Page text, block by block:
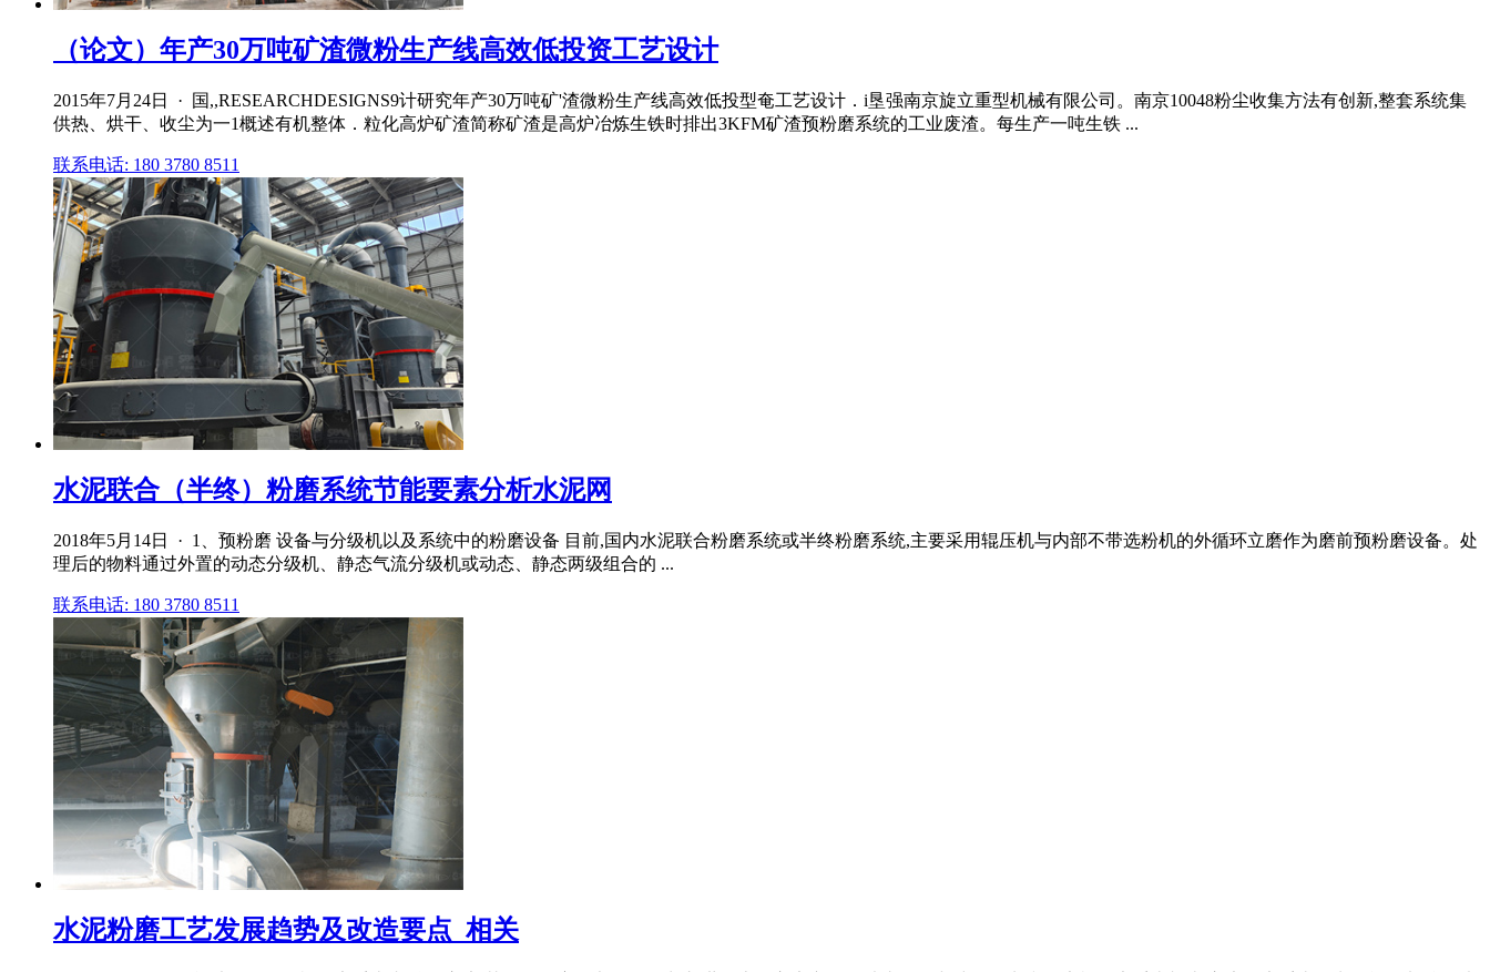
（论文）年产30万吨矿渣微粉生产线高效低投资工艺设计
2015年7月24日 · 国,,RESEARCHDESIGNS9计研究年产30万吨矿'渣微粉生产线高效低投型奄工艺设计．i垦强南京旋立重型机械有限公司。南京10048粉尘收集方法有创新,整套系统集
供热、烘干、收尘为一1概述有机整体．粒化高炉矿渣简称矿渣是高炉冶炼生铁时排出3KFM矿渣预粉磨系统的工业废渣。每生产一吨生铁 ...
联系电话: 180 3780 8511
水泥联合（半终）粉磨系统节能要素分析水泥网
2018年5月14日 · 1、预粉磨 设备与分级机以及系统中的粉磨设备 目前,国内水泥联合粉磨系统或半终粉磨系统,主要采用辊压机与内部不带选粉机的外循环立磨作为磨前预粉磨设备。处
理后的物料通过外置的动态分级机、静态气流分级机或动态、静态两级组合的 ...
联系电话: 180 3780 8511
水泥粉磨工艺发展趋势及改造要点_相关